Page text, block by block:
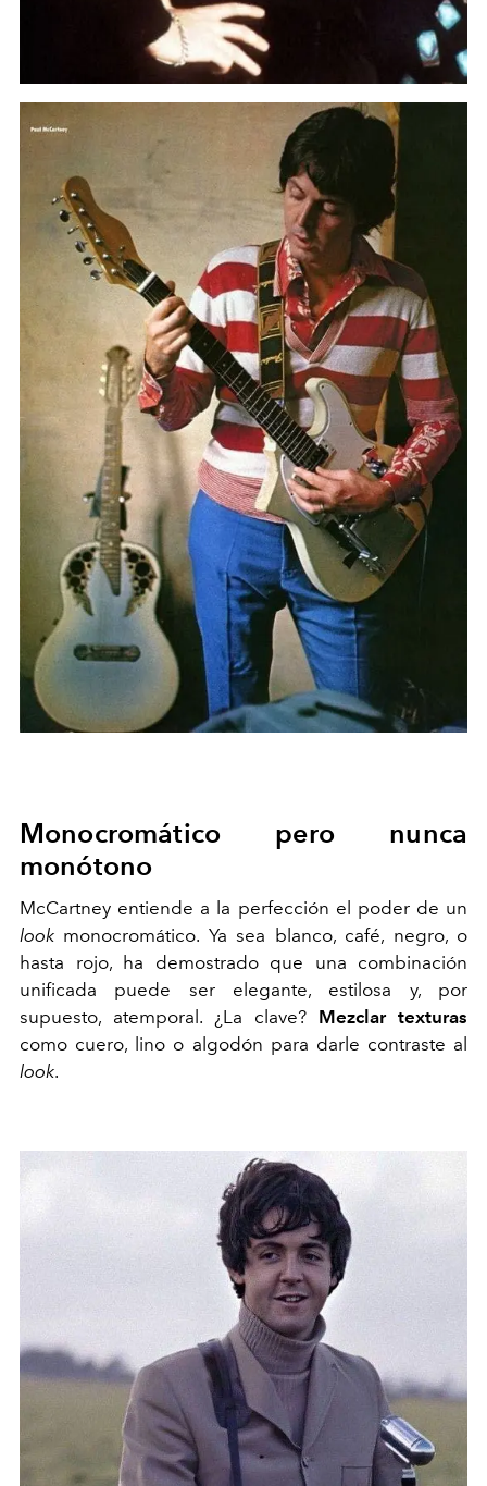
Monocromático pero nunca
monótono
McCartney entiende a la perfección el poder de un
look monocromático. Ya sea blanco, café, negro, o
hasta rojo, ha demostrado que una combinación
unificada puede ser elegante, estilosa y, por
supuesto, atemporal. ¿La clave? Mezclar texturas
como cuero, lino o algodón para darle contraste al
look.